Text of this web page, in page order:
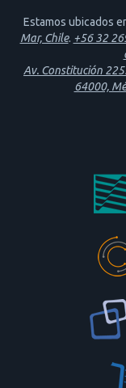
Estamos ubicados
Mar, Chile. +56 32
Av. Constitución
64000,